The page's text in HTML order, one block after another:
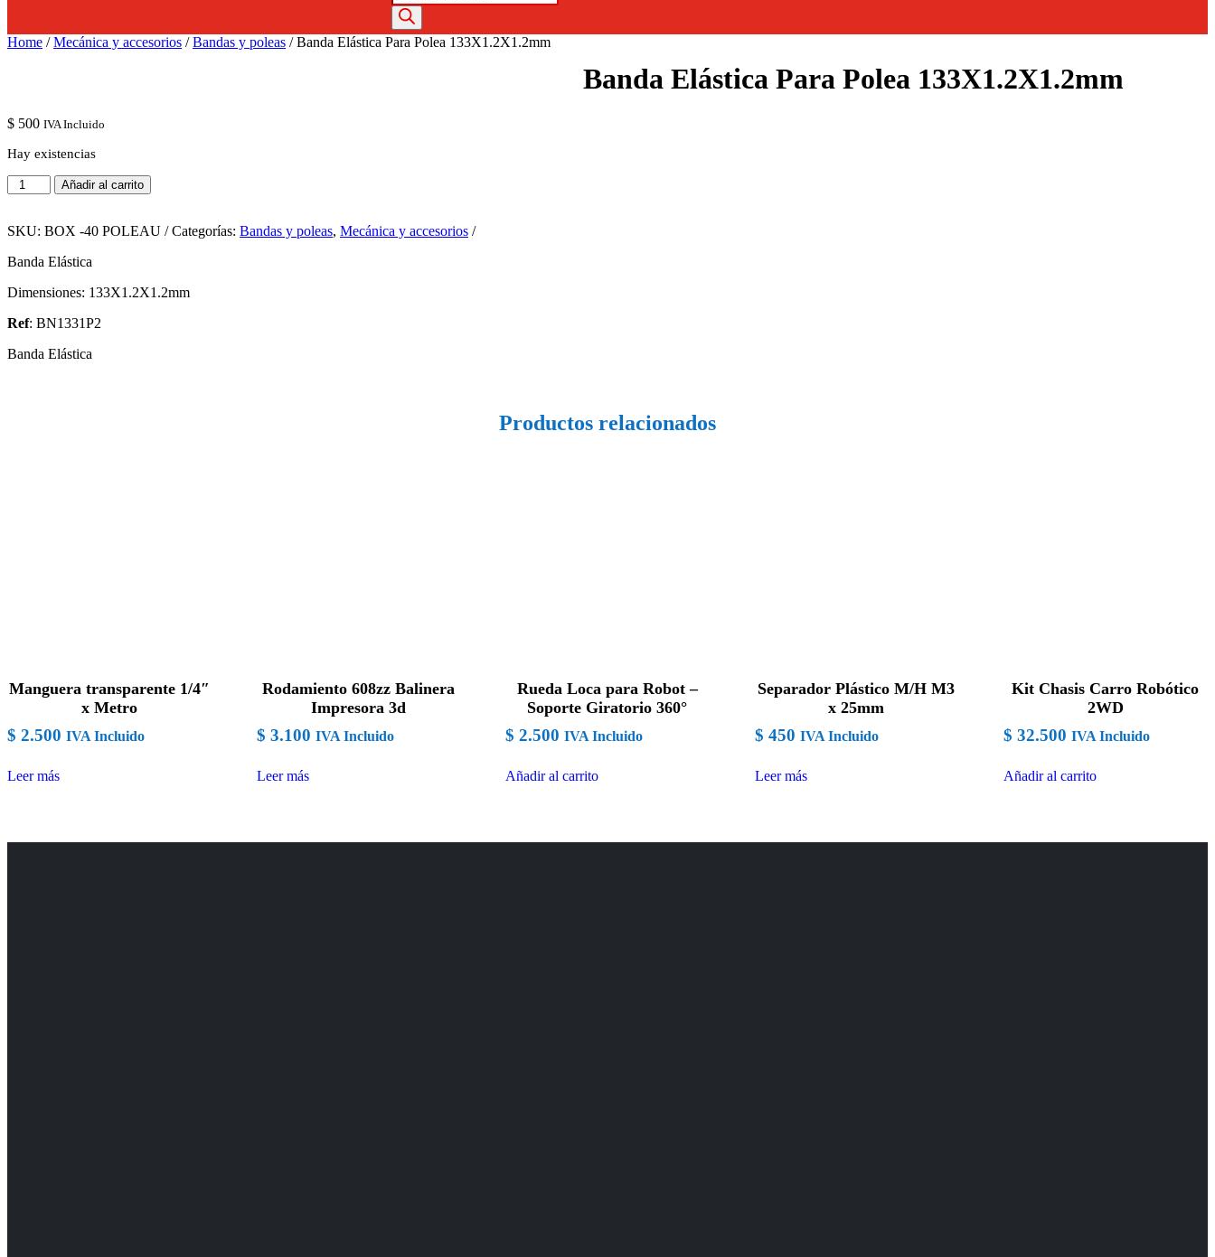
de
productos
Home /Mecánica y accesorios /Bandas y poleas / Banda Elástica Para Polea 133X1.2X1.2mm
Banda Elástica Para Polea 133X1.2X1.2mm
$ 500 IVA Incluido
Hay existencias
Banda
Elástica
Polea
cantidad
Añadir al carrito
SKU: BOX -40 POLEAU Categorías: Bandas y poleas, Mecánica y accesorios
Banda Elástica
Dimensiones: 133X1.2X1.2mm
Ref: BN1331P2
Banda Elástica
Productos relacionados
Manguera transparente 1/4″
x Metro
$ 2.500 IVA Incluido
Leer más
Rodamiento 608zz Balinera
Impresora 3d
$ 3.100 IVA Incluido
Leer más
Rueda Loca para Robot –
Soporte Giratorio 360°
$ 2.500 IVA Incluido
Añadir al carrito
Separador Plástico M/H M3
x 25mm
$ 450 IVA Incluido
Leer más
Kit Chasis Carro Robótico
2WD
$ 32.500 IVA Incluido
Añadir al carrito